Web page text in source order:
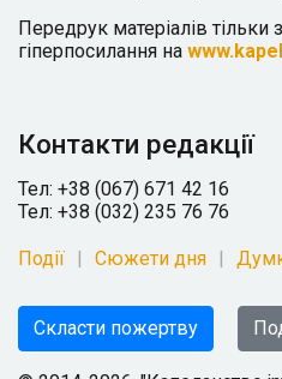
Передрук матеріалів тільки
гіперпосилання на
Контакти редакції
Тел: +38 (067) 671 42 16
Тел: +38 (032) 235 76 76
Події Сюжети дня
Скласти пожертву